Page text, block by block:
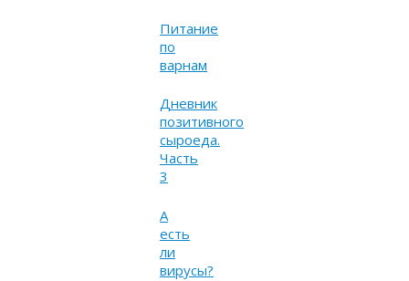
Питание
по
варнам
Дневник
позитивного
сыроеда.
Часть
3
А
есть
ли
вирусы?